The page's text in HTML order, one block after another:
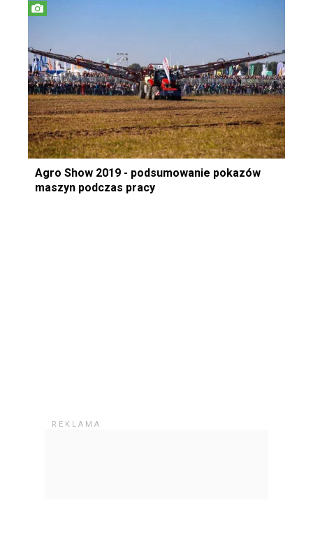
Agro Show 2019 - podsumowanie pokazów
maszyn podczas pracy